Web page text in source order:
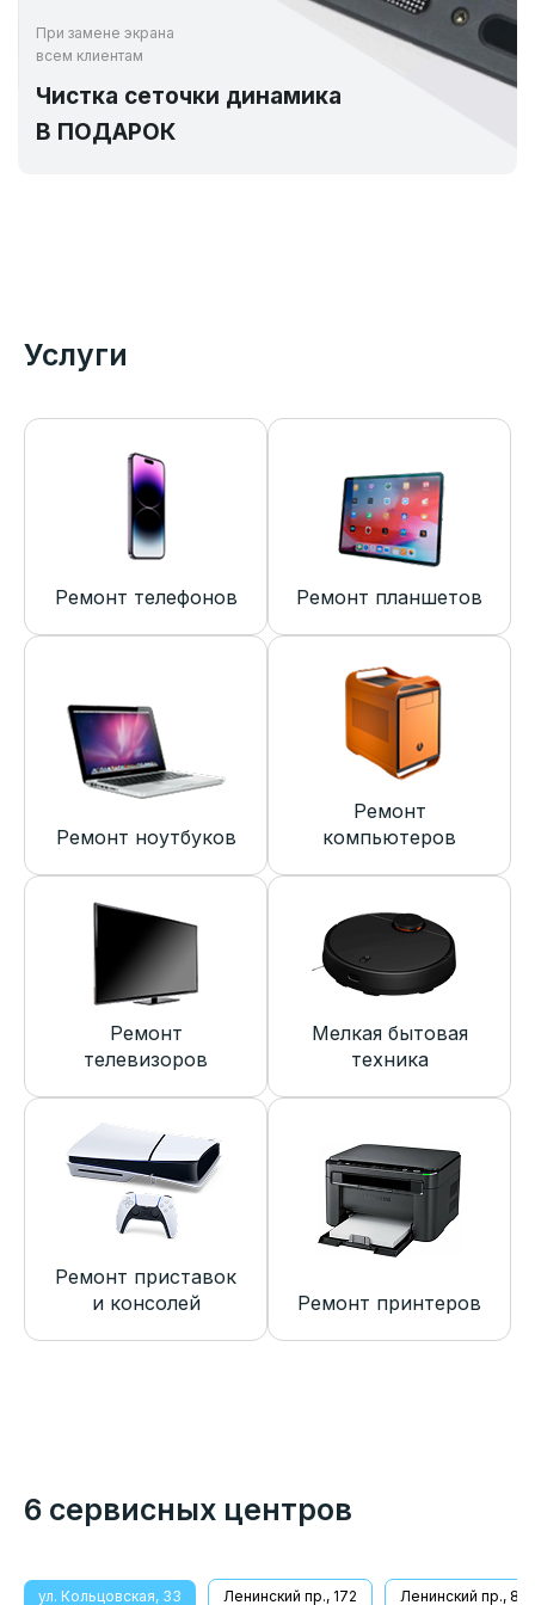
При замене экрана
всем клиентам
Чистка сеточки динамика
В ПОДАРОК
Услуги
Ремонт телефонов Ремонт планшетов
Ремонт ноутбуков
Ремонт
компьютеров
Ремонт
телевизоров
Мелкая бытовая
техника
Ремонт приставок
и консолей
Ремонт принтеров
6 сервисных центров
ул. Кольцовская, 33 Ленинский пр., 172 Ленинский пр., 8/1